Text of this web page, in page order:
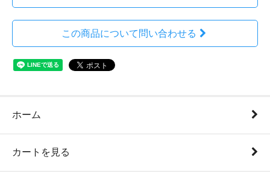
この商品について問い合わせる
ホーム
カートを見る